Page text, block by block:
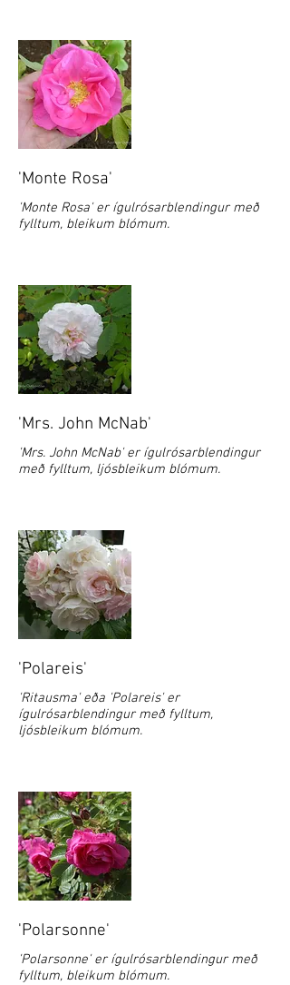
'Monte Rosa'
'Monte Rosa' er ígulrósarblendingur með
fylltum, bleikum blómum.
'Mrs. John McNab'
'Mrs. John McNab' er ígulrósarblendingur
með fylltum, ljósbleikum blómum.
'Polareis'
'Ritausma' eða 'Polareis' er
ígulrósarblendingur með fylltum,
ljósbleikum blómum.
'Polarsonne'
'Polarsonne' er ígulrósarblendingur með
fylltum, bleikum blómum.